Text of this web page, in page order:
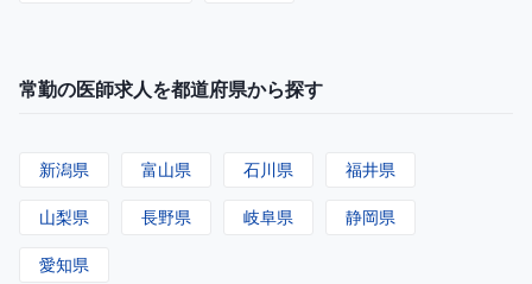
常勤の医師求人を都道府県から探す
新潟県 富山県 石川県 福井県
山梨県 長野県 岐阜県 静岡県
愛知県